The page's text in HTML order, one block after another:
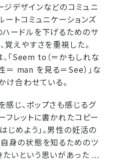
デザインなどのコミュニ
ートコミュニケーションズ
ードルを下げるためのサ
覚えやすさを重視した。
、「Seem to（＝かもしれな
＝ man を見る＝See）」な
け合わせている。
じ、ポップさも感じるグ
フレットに書かれたコピー
じめよう」。男性の妊活の
身の状態を知るためのツ
いという思いがあった ...